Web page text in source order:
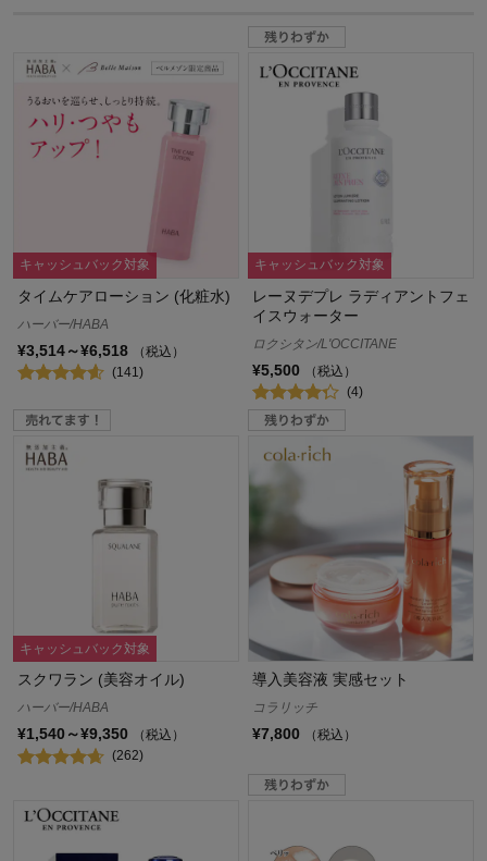
キャッシュバック対象
タイムケアローション (化粧水)
ハーバー/HABA
¥3,514～¥6,518
（税込）
(141)
キャッシュバック対象
レーヌデプレ ラディアントフェ
イスウォーター
ロクシタン/L'OCCITANE
¥5,500
（税込）
(4)
キャッシュバック対象
スクワラン (美容オイル)
ハーバー/HABA
¥1,540～¥9,350
（税込）
(262)
導入美容液 実感セット
コラリッチ
¥7,800 （税込）